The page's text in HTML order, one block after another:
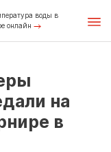
воды в
онлайн
на
в